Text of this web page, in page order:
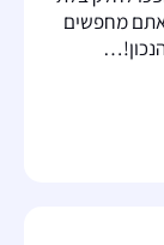
אתם מחפשים